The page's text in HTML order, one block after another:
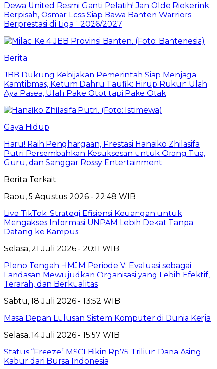
Dewa United Resmi Ganti Pelatih! Jan Olde Riekerink
Berpisah, Osmar Loss Siap Bawa Banten Warriors
Berprestasi di Liga 1 2026/2027
Berita
JBB Dukung Kebijakan Pemerintah Siap Menjaga
Kamtibmas, Ketum Dahru Taufik: Hirup Rukun Ulah
Aya Pasea, Ulah Pake Otot tapi Pake Otak
Gaya Hidup
Haru! Raih Penghargaan, Prestasi Hanaiko Zhilasifa
Putri Persembahkan Kesuksesan untuk Orang Tua,
Guru, dan Sanggar Rossy Entertainment
Berita Terkait
Rabu, 5 Agustus 2026 - 22:48 WIB
Live TikTok: Strategi Efisiensi Keuangan untuk
Mengakses Informasi UNPAM Lebih Dekat Tanpa
Datang ke Kampus
Selasa, 21 Juli 2026 - 20:11 WIB
Pleno Tengah HMJM Periode V: Evaluasi sebagai
Landasan Mewujudkan Organisasi yang Lebih Efektif,
Terarah, dan Berkualitas
Sabtu, 18 Juli 2026 - 13:52 WIB
Masa Depan Lulusan Sistem Komputer di Dunia Kerja
Selasa, 14 Juli 2026 - 15:57 WIB
Status “Freeze” MSCI Bikin Rp75 Triliun Dana Asing
Kabur dari Bursa Indonesia